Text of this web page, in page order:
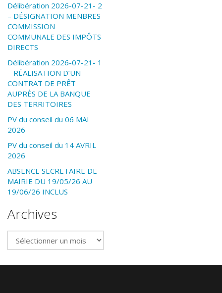
Délibération 2026-07-21- 2
– DÉSIGNATION MENBRES
COMMISSION
COMMUNALE DES IMPÔTS
DIRECTS
Délibération 2026-07-21- 1
– RÉALISATION D’UN
CONTRAT DE PRÊT
AUPRÈS DE LA BANQUE
DES TERRITOIRES
PV du conseil du 06 MAI
2026
PV du conseil du 14 AVRIL
2026
ABSENCE SECRETAIRE DE
MAIRIE DU 19/05/26 AU
19/06/26 INCLUS
Archives
Archives